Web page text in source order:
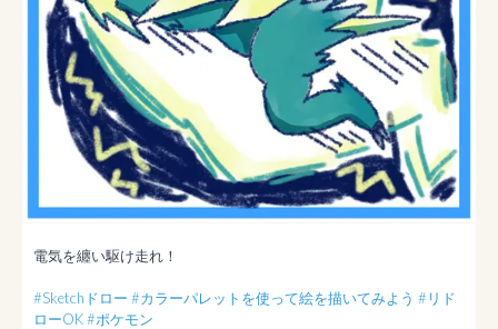
電気を纏い駆け走れ！
#Sketchドロー #カラーパレットを使って絵を描いてみよう #リド
ローOK#ポケモン